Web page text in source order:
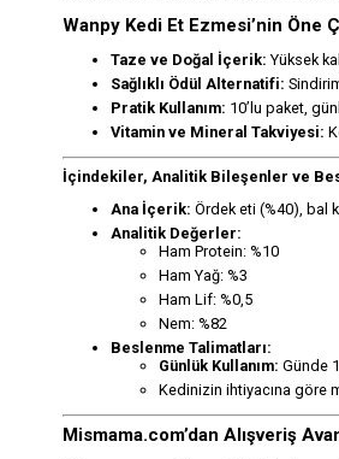
Wanpy Kedi Et Ezmesi’nin Öne
Taze ve Doğal İçerik: Yüksek
Sağlıklı Ödül Alternatifi:
Pratik Kullanım: 10’lu paket,
Vitamin ve Mineral Takviyesi:
İçindekiler, Analitik Bileşenler ve
Ana İçerik: Ördek eti (%40), bal
Analitik Değerler:
Ham Protein: %10
Ham Yağ: %3
Ham Lif: %0,5
Nem: %82
Beslenme Talimatları:
Günlük Kullanım: Günde
Kedinizin ihtiyacına göre
Mismama.com’dan Alışveriş